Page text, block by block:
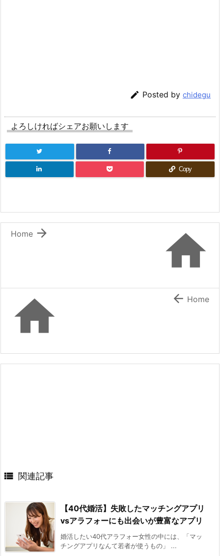
 Posted by chidegu
よろしければシェアお願いします
Copy


Home
  Home
 関連記事
【40代婚活】失敗したマッチングアプリ
vsアラフォーにも出会いが豊富なアプリ
婚活したい40代アラフォー女性の中には、「マッ
チングアプリなんて若者が使うもの」 ...